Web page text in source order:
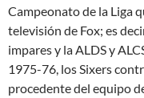
Campeonato de la Liga
televisión de Fox; es
impares y la ALDS y
1975-76, los Sixers
procedente del equipo